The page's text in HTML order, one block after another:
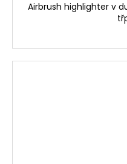
Airbrush highlighter v